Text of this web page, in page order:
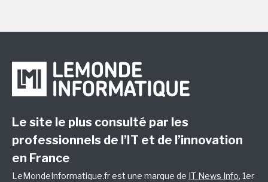
Le site le plus consulté par les
professionnels de l’IT et de l’innovation
en France
LeMondeInformatique.fr est une marque de IT News Info, 1er